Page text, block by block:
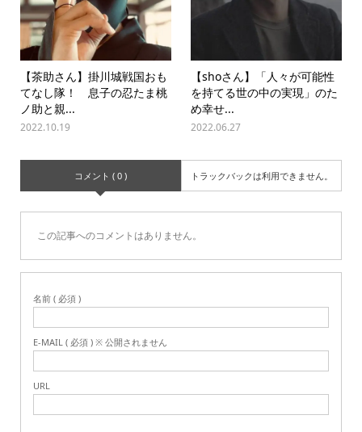
【茶助さん】掛川城戦国おも
てなし隊！ 息子の忍たま桃
ノ助と親...
2022.10.19
【shoさん】「人々が可能性
を持てる世の中の実現」のた
め幸せ...
2022.06.27
コメント ( 0 ) トラックバックは利用できません。
この記事へのコメントはありません。
名前 ( 必須 )
E-MAIL ( 必須 ) ※ 公開されません
URL